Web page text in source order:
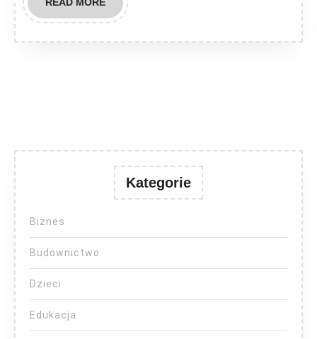
READ MORE
MORE
Kategorie
Biznes
Budownictwo
Dzieci
Edukacja